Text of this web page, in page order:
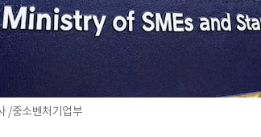
/중소벤처기업부